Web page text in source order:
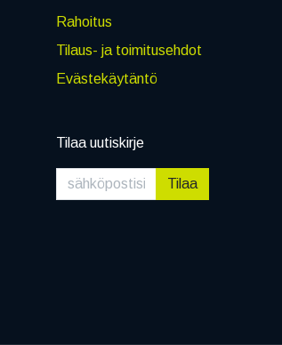
Rahoitus
Tilaus- ja toimitusehdot
Evästekäytäntö
Tilaa uutiskirje
Tilaa